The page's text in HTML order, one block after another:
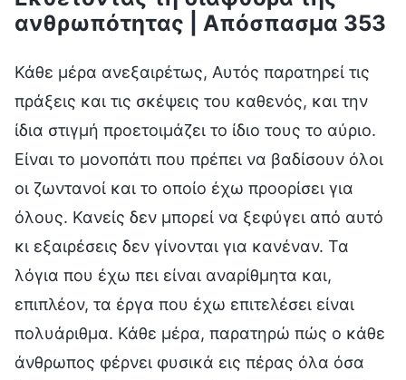
ανθρωπότητας | Απόσπασμα 353
Κάθε μέρα ανεξαιρέτως, Αυτός παρατηρεί τις
πράξεις και τις σκέψεις του καθενός, και την
ίδια στιγμή προετοιμάζει το ίδιο τους το αύριο.
Είναι το μονοπάτι που πρέπει να βαδίσουν όλοι
οι ζωντανοί και το οποίο έχω προορίσει για
όλους. Κανείς δεν μπορεί να ξεφύγει από αυτό
κι εξαιρέσεις δεν γίνονται για κανέναν. Τα
λόγια που έχω πει είναι αναρίθμητα και,
επιπλέον, τα έργα που έχω επιτελέσει είναι
πολυάριθμα. Κάθε μέρα, παρατηρώ πώς ο κάθε
άνθρωπος φέρνει φυσικά εις πέρας όλα όσα